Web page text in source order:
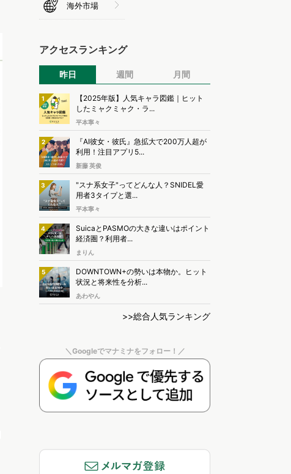
海外市場
アクセスランキング
昨日 週間 月間
1
【2025年版】人気キャラ図鑑｜ヒット
したミャクミャク・ラ...
平本寧々
2
『AI彼女・彼氏』急拡大で200万人超が
利用！注目アプリ5...
新藤 英俊
3
"スナ系女子"ってどんな人？SNIDEL愛
用者3タイプと選...
平本寧々
4
SuicaとPASMOの大きな違いはポイント
経済圏？利用者...
まりん
5
DOWNTOWN+の勢いは本物か。ヒット
状況と将来性を分析...
あわやん
>>総合人気ランキング
＼Googleでマナミナをフォロー！／